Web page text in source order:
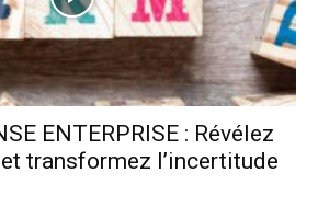
ENTERPRISE : Révélez
transformez l’incertitude